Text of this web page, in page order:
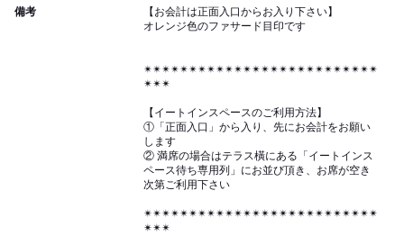
備考
【お会計は正面入口からお入り下さい】
オレンジ色のファサード目印です
✴︎✴︎✴︎✴︎✴︎✴︎✴︎✴︎✴︎✴︎✴︎✴︎✴︎✴︎✴︎✴︎✴︎✴︎✴︎✴︎✴︎✴︎✴︎✴︎✴︎✴︎
✴︎✴︎✴︎
【イートインスペースのご利用方法】
①「正面入口」から入り、先にお会計をお願い
します
② 満席の場合はテラス橫にある「イートインス
ペース待ち専用列」にお並び頂き、お席が空き
次第ご利用下さい
✴︎✴︎✴︎✴︎✴︎✴︎✴︎✴︎✴︎✴︎✴︎✴︎✴︎✴︎✴︎✴︎✴︎✴︎✴︎✴︎✴︎✴︎✴︎✴︎✴︎✴︎
✴︎✴︎✴︎